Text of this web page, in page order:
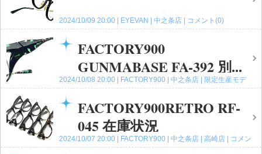
2024/10/09 20:00 EYEVAN 中之条店 コメント(0)
FACTORY900
GUNMABASE FA-392 別...
2024/10/08 20:00 FACTORY900 中之条店
限定生産モデ
ル
高崎店 コメント(0)
FACTORY900RETRO RF-
045 在庫状況
2024/10/07 20:00 FACTORY900 中之条店 高崎店
コメン
ト(0)